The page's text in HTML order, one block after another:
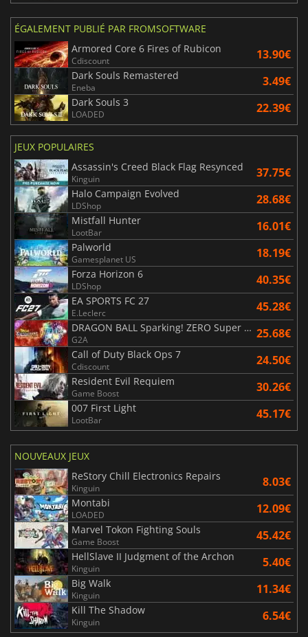
ÉGALEMENT PUBLIÉ PAR FROMSOFTWARE
Armored Core 6 Fires of Rubicon
Cdiscount 13.90€
Dark Souls Remastered
Eneba 3.49€
Dark Souls 3
LOADED 22.39€
JEUX POPULAIRES
Assassin's Creed Black Flag Resynced
Kinguin 37.75€
Halo Campaign Evolved
LDShop 28.68€
Mistfall Hunter
LootBar 16.01€
Palworld
Gamesplanet US 18.19€
Forza Horizon 6
LDShop 40.35€
EA SPORTS FC 27
E.Leclerc 45.28€
DRAGON BALL Sparking! ZERO Super Limit Breaking NEO
G2A 25.68€
Call of Duty Black Ops 7
Cdiscount 24.50€
Resident Evil Requiem
Game Boost 30.26€
007 First Light
LootBar 45.17€
NOUVEAUX JEUX
ReStory Chill Electronics Repairs
Kinguin 8.03€
Montabi
LOADED 12.09€
Marvel Tokon Fighting Souls
Game Boost 45.42€
HellSlave II Judgment of the Archon
Kinguin 5.40€
Big Walk
Kinguin 11.34€
Kill The Shadow
Kinguin 6.54€